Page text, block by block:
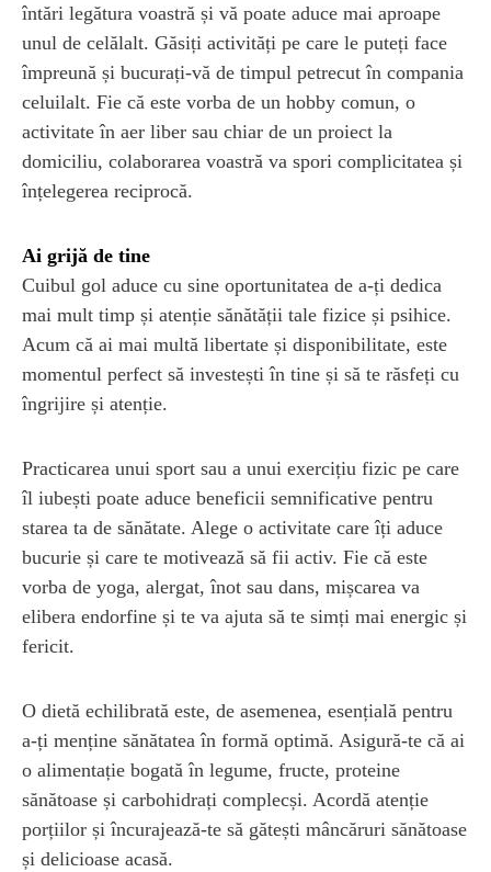
întări legătura voastră și vă poate aduce mai aproape
unul de celălalt. Găsiți activități pe care le puteți face
împreună și bucurați-vă de timpul petrecut în compania
celuilalt. Fie că este vorba de un hobby comun, o
activitate în aer liber sau chiar de un proiect la
domiciliu, colaborarea voastră va spori complicitatea și
înțelegerea reciprocă.
Ai grijă de tine
Cuibul gol aduce cu sine oportunitatea de a-ți dedica
mai mult timp și atenție sănătății tale fizice și psihice.
Acum că ai mai multă libertate și disponibilitate, este
momentul perfect să investești în tine și să te răsfeți cu
îngrijire și atenție.
Practicarea unui sport sau a unui exercițiu fizic pe care
îl iubești poate aduce beneficii semnificative pentru
starea ta de sănătate. Alege o activitate care îți aduce
bucurie și care te motivează să fii activ. Fie că este
vorba de yoga, alergat, înot sau dans, mișcarea va
elibera endorfine și te va ajuta să te simți mai energic și
fericit.
O dietă echilibrată este, de asemenea, esențială pentru
a-ți menține sănătatea în formă optimă. Asigură-te că ai
o alimentație bogată în legume, fructe, proteine
sănătoase și carbohidrați complecși. Acordă atenție
porțiilor și încurajează-te să gătești mâncăruri sănătoase
și delicioase acasă.